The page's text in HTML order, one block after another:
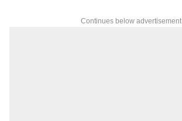
Continues below advertisement